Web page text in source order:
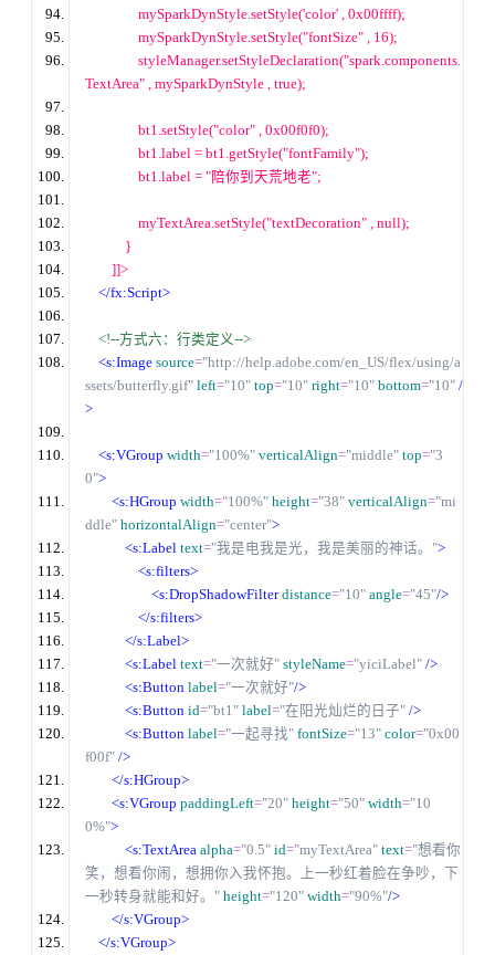
                mySparkDynStyle.setStyle(
'color' , 0x00ffff);
                mySparkDynStyle.setStyle(
"fontSize" , 16);
                styleManager.setStyleDeclaration(
"spark.components.
TextArea" , mySparkDynStyle , true);
                bt1.setStyle(
"color" , 0x00f0f0);
                bt1.label
= bt1.getStyle("fontFamily");
                bt1.label
= "陪你到天荒地老";
                myTextArea.setStyle(
"textDecoration" , null);
            }
        ]]
>
</fx:Script>
<!--方式六：行类定义-->
<s:Image source="http://help.adobe.com/en_US/flex/using/a
ssets/butterfly.gif" left="10" top="10" right="10" bottom="10" /
>
<s:VGroup width="100%" verticalAlign="middle" top="3
0">
<s:HGroup width="100%" height="38" verticalAlign="mi
ddle" horizontalAlign="center">
<s:Label text="我是电我是光，我是美丽的神话。">
<s:filters>
<s:DropShadowFilter distance="10" angle="45"/>
</s:filters>
</s:Label>
<s:Label text="一次就好" styleName="yiciLabel" />
<s:Button label="一次就好"/>
<s:Button id="bt1" label="在阳光灿烂的日子" />
<s:Button label="一起寻找" fontSize="13" color="0x00
f00f" />
</s:HGroup>
<s:VGroup paddingLeft="20" height="50" width="10
0%">
<s:TextArea alpha="0.5" id="myTextArea" text="想看你
笑，想看你闹，想拥你入我怀抱。上一秒红着脸在争吵，下
一秒转身就能和好。" height="120" width="90%"/>
</s:VGroup>
</s:VGroup>